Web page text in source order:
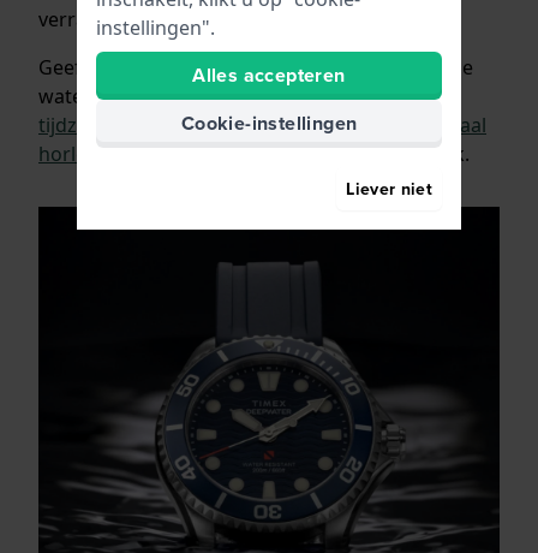
verrassen.
Geef bijvoorbeeld een mooiduikhorloge
aan de
watersportliefhebber, eenhorloge met twee
tijdzones
aan iemand die veel reist of een
digitaal
horlogemet veel functies aan een gadgetfreak.
instellingen".
Alles accepteren
Cookie-instellingen
Liever niet